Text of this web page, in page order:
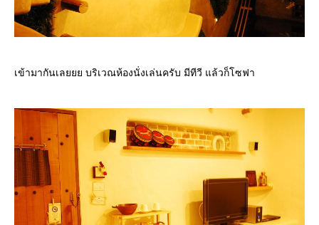
เข้ามากันเลยยย บริเวณห้องนั่งเล่นครับ มีทีวี แล้วก็โซฟา